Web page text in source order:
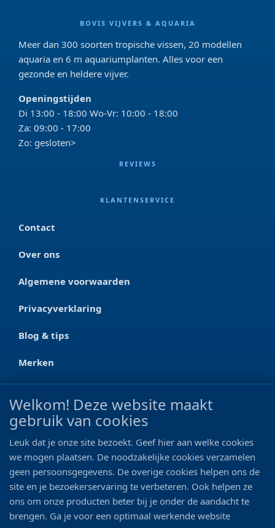
BOVIS VIJVERS & AQUARIA
Meer dan 300 soorten tropische vissen, 20 modellen
aquaria en 6 m aquariumplanten. Alles voor een
gezonde en heldere vijver.
Openingstijden
Di 13:00 - 18:00 Wo-Vr: 10:00 - 18:00
Za: 09:00 - 17:00
Zo: gesloten>
REVIEWS
KLANTENSERVICE
Contact
Over ons
Algemene voorwaarden
Privacyverklaring
Blog & tips
Merken
CONTACT
Ootmarsumseweg 125a
0546 - 622 990
06 - 11 19 81 42
info@bo-vis.nl
Welkom! Deze website maakt
gebruik van cookies
Leuk dat je onze site bezoekt. Geef hier aan welke cookies
we mogen plaatsen. De noodzakelijke cookies verzamelen
geen persoonsgegevens. De overige cookies helpen ons de
site en je bezoekerservaring te verbeteren. Ook helpen ze
ons om onze producten beter bij je onder de aandacht te
brengen. Ga je voor een optimaal werkende website